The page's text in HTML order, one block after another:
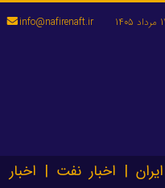
info@nafirenaft.ir
| اخبار نفت | اخبار